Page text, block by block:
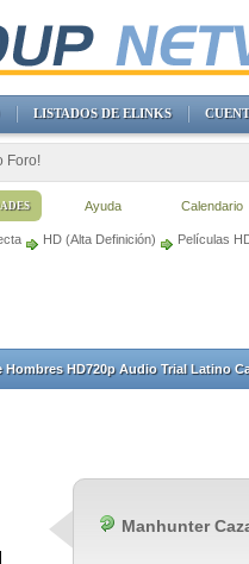
HD (Alta Definición) Películas
Hombres HD720p Audio Trial Latino
Manhunter
LISTADOS DE ELINKS
Foro!
Ayuda Calendario